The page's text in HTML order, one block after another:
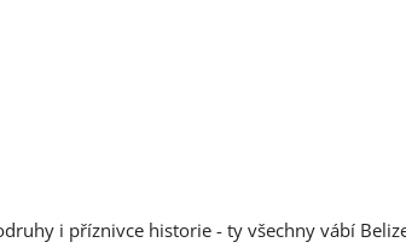
i příznivce historie - ty všechny vábí